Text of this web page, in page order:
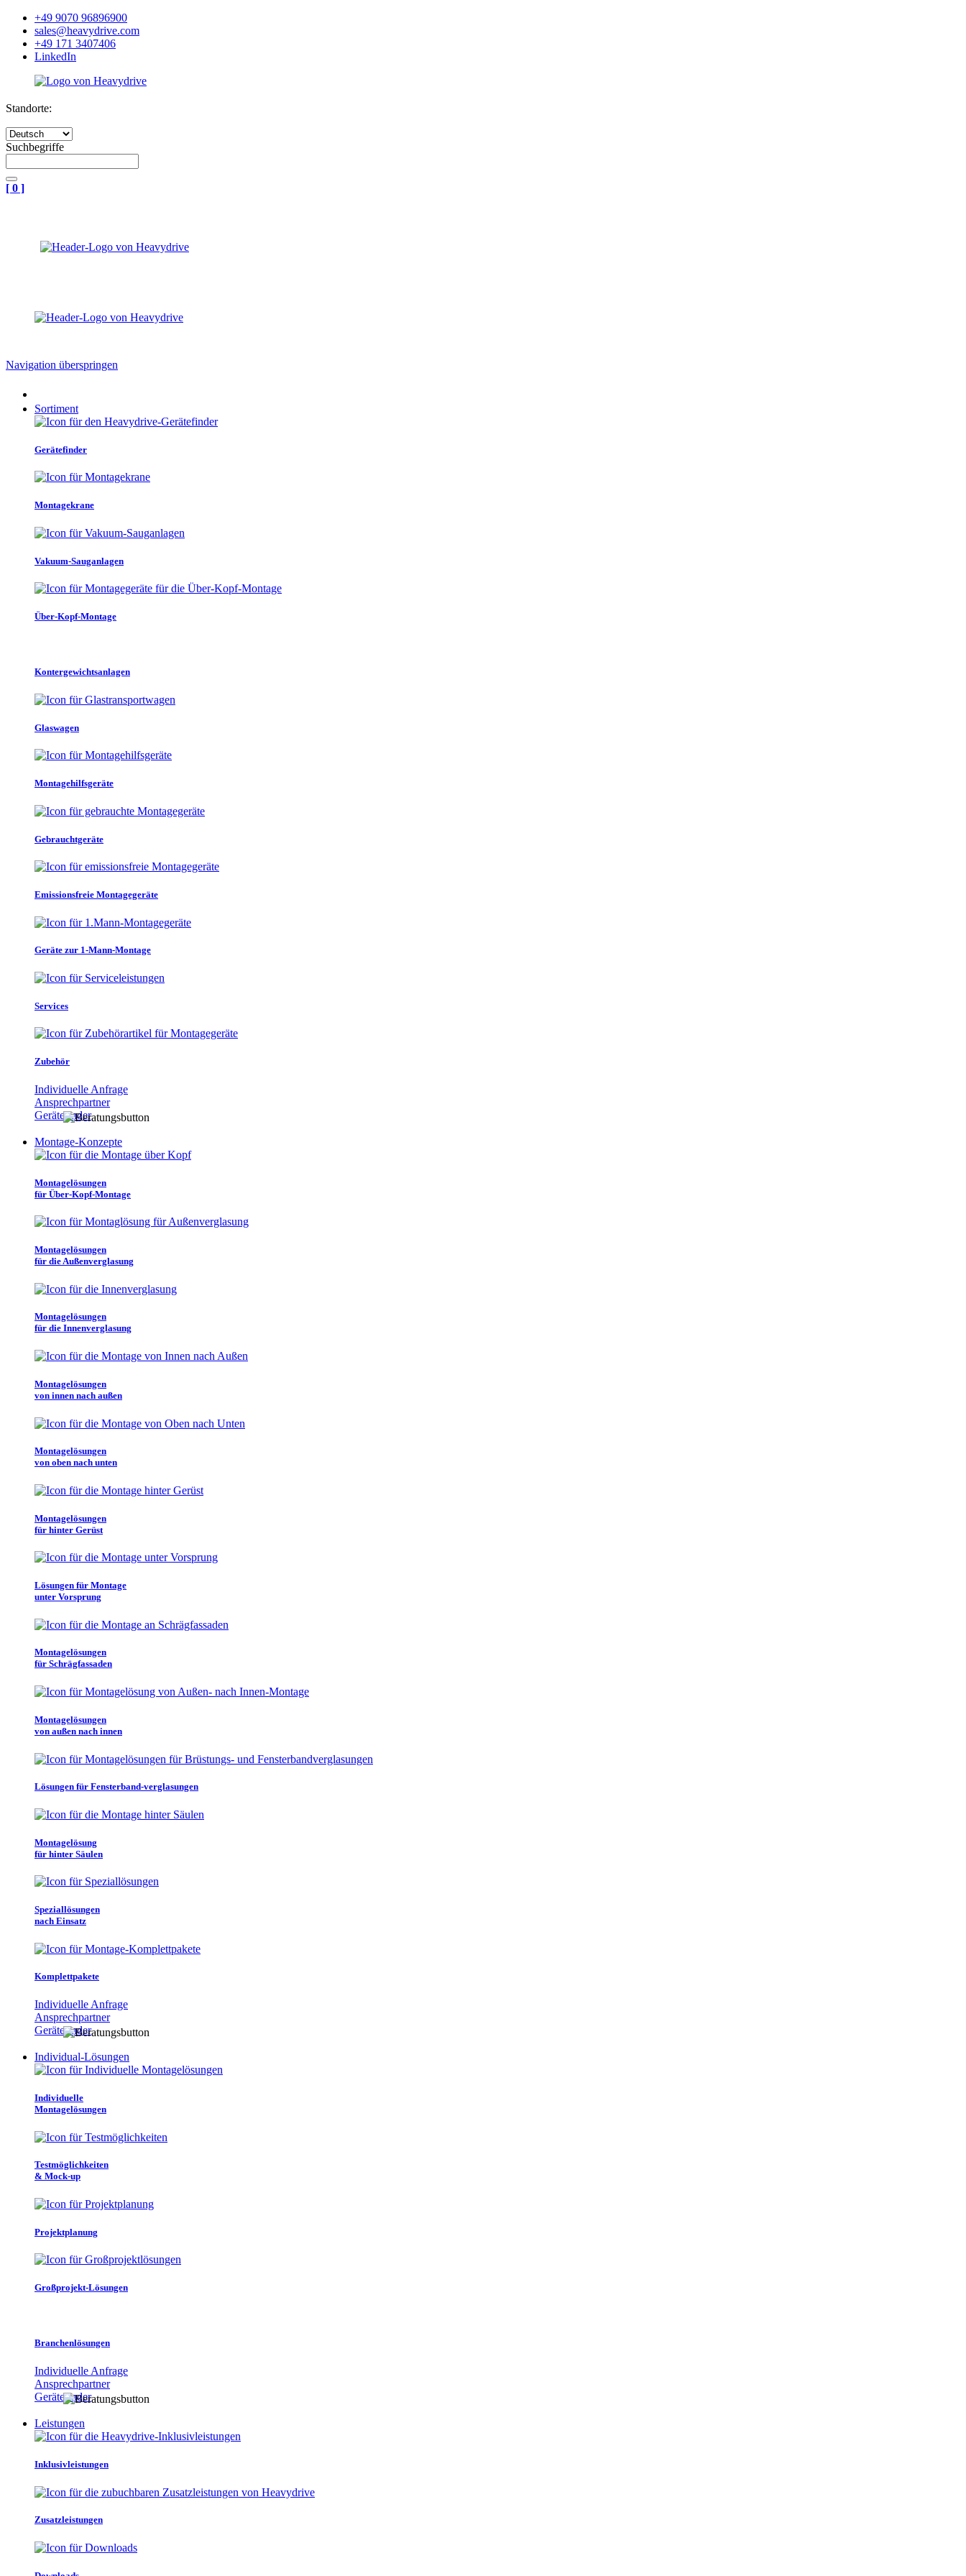
+49 9070 96896900
sales@heavydrive.com
+49 171 3407406
LinkedIn
Standorte:
Suchbegriffe
[ 0 ]
Navigation überspringen
Sortiment
Gerätefinder
Montagekrane
Vakuum-Sauganlagen
Über-Kopf-Montage
Kontergewichtsanlagen
Glaswagen
Montagehilfsgeräte
Gebrauchtgeräte
Emissionsfreie Montagegeräte
Geräte zur 1-Mann-Montage
Services
Zubehör
Individuelle Anfrage
Ansprechpartner
Gerätefinder
Montage-Konzepte
Montagelösungen
für Über-Kopf-Montage
Montagelösungen
für die Außenverglasung
Montagelösungen
für die Innenverglasung
Montagelösungen
von innen nach außen
Montagelösungen
von oben nach unten
Montagelösungen
für hinter Gerüst
Lösungen für Montage
unter Vorsprung
Montagelösungen
für Schrägfassaden
Montagelösungen
von außen nach innen
Lösungen für Fensterband-verglasungen
Montagelösung
für hinter Säulen
Speziallösungen
nach Einsatz
Komplettpakete
Individuelle Anfrage
Ansprechpartner
Gerätefinder
Individual-Lösungen
Individuelle
Montagelösungen
Testmöglichkeiten
& Mock-up
Projektplanung
Großprojekt-Lösungen
Branchenlösungen
Individuelle Anfrage
Ansprechpartner
Gerätefinder
Leistungen
Inklusivleistungen
Zusatzleistungen